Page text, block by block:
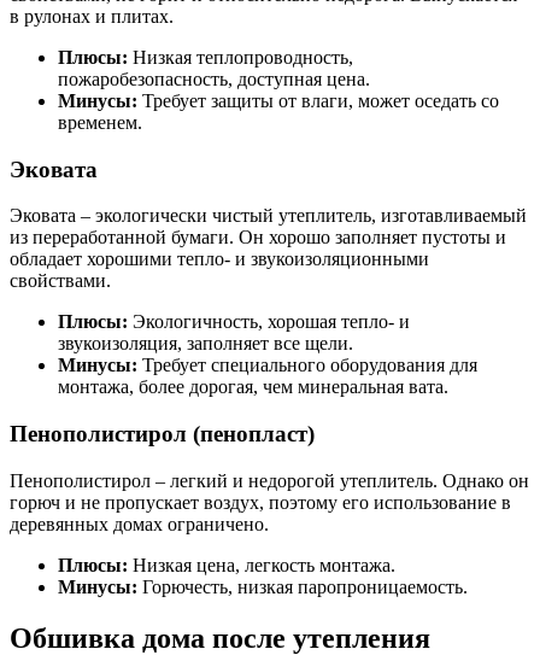
в рулонах и плитах.
Плюсы: Низкая теплопроводность,
пожаробезопасность, доступная цена.
Минусы: Требует защиты от влаги, может оседать со
временем.
Эковата
Эковата – экологически чистый утеплитель, изготавливаемый
из переработанной бумаги. Он хорошо заполняет пустоты и
обладает хорошими тепло- и звукоизоляционными
свойствами.
Плюсы: Экологичность, хорошая тепло- и
звукоизоляция, заполняет все щели.
Минусы: Требует специального оборудования для
монтажа, более дорогая, чем минеральная вата.
Пенополистирол (пенопласт)
Пенополистирол – легкий и недорогой утеплитель. Однако он
горюч и не пропускает воздух, поэтому его использование в
деревянных домах ограничено.
Плюсы: Низкая цена, легкость монтажа.
Минусы: Горючесть, низкая паропроницаемость.
Обшивка дома после утепления